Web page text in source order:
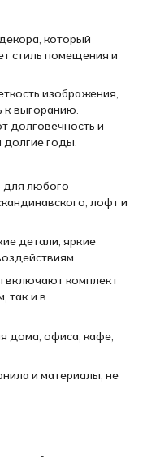
который
стиль помещения и
изображения,
к выгоранию.
долговечность и
годы.
для любого
лофт и
детали, яркие
включают комплект
так и в
дома, офиса, кафе,
и материалы, не